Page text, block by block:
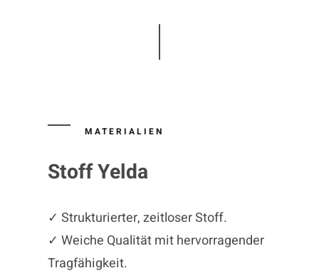
MATERIALIEN
Stoff Yelda
✓ Strukturierter, zeitloser Stoff.
✓ Weiche Qualität mit hervorragender
Tragfähigkeit.